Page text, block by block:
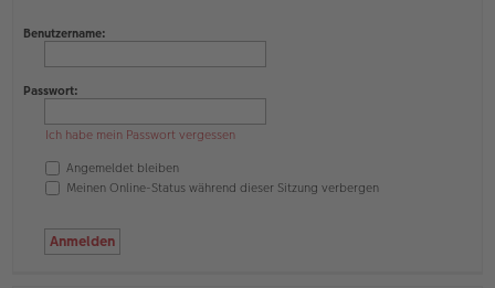
Benutzername:
Passwort:
Ich habe mein Passwort vergessen
Angemeldet bleiben
Meinen Online-Status während dieser Sitzung verbergen